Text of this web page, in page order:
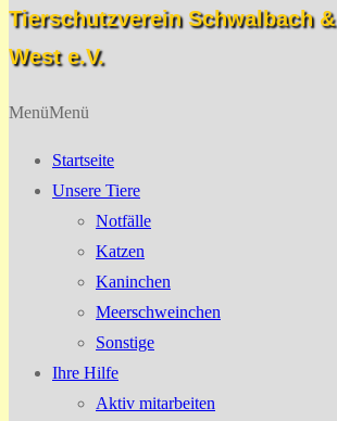
Tierschutzverein Schwalbach
West e.V.
MenüMenü
Startseite
Unsere Tiere
Notfälle
Katzen
Kaninchen
Meerschweinchen
Sonstige
Ihre Hilfe
Aktiv mitarbeiten